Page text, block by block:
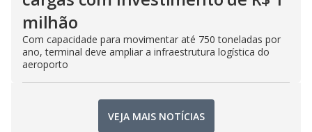
milhão
Com capacidade para movimentar até 750 toneladas por
ano, terminal deve ampliar a infraestrutura logística do
aeroporto
VEJA MAIS NOTÍCIAS